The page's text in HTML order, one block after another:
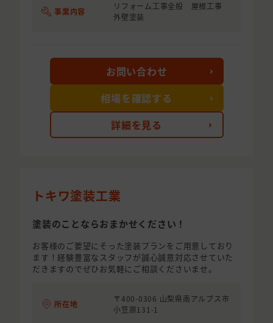
事業内容
リフォーム工事全般 屋根工事
外壁塗装
詳細を見る
お問い合わせ
相場を確認する
トキワ塗装工業
塗装のことならおまかせください！
お客様のご要望にそった塗装プランをご用意しており
ます！経験豊富なスタッフが誠心誠意対応させていた
だきますのでぜひお気軽にご相談くださいませ。
所在地
〒400-0306 山梨県南アルプス市
小笠原131-1